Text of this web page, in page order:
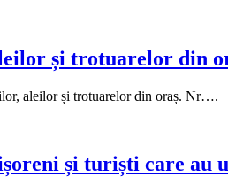
și trotuarelor din
aleilor și trotuarelor din oraș. Nr….
și turiști care au